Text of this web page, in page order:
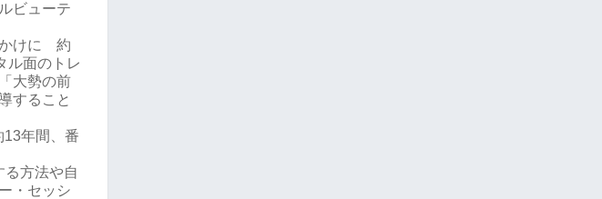
ビューテ
かけに 約
ル面のトレ
大勢の前
すること
13年間、番
る方法や自
・セッシ